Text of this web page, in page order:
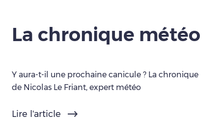
La chronique météo
Y aura-t-il une prochaine canicule ? La chronique
de Nicolas Le Friant, expert météo
Lire l'article